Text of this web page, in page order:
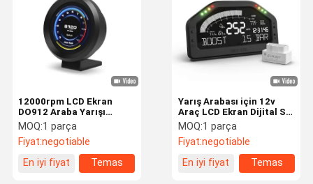
12000rpm LCD Ekran
DO912 Araba Yarışı
Gösterge Tablosu
MOQ:1 parça
Fiyat:negotiable
En iyi fiyat
Temas
Yarış Arabası için 12v
Araç LCD Ekran Dijital Su
Sıcaklık Ölçer
MOQ:1 parça
Fiyat:negotiable
En iyi fiyat
Temas